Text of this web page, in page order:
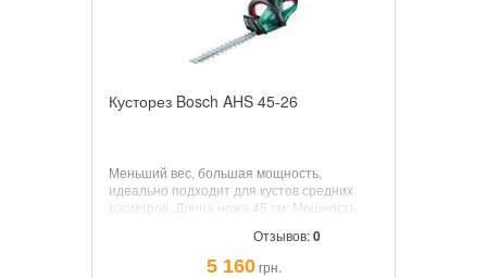
Кусторез Bosch AHS 45-26
Меньший вес, большая мощность,
идеально подходит для кустов средних
размеров. Длина ножа 45 см; Мощность
Вес 3,5 кг, мягкие накладки, защитный
Отзывов:0
5 160грн.